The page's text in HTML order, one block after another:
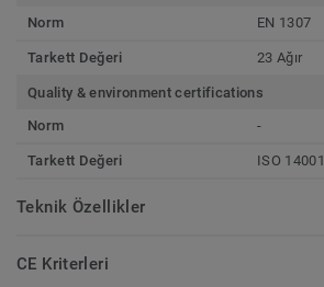
Norm
EN 1307
Tarkett Değeri 23 Ağır
Quality & environment certifications
Norm
-
Tarkett Değeri ISO 14001
Teknik Özellikler
CE Kriterleri